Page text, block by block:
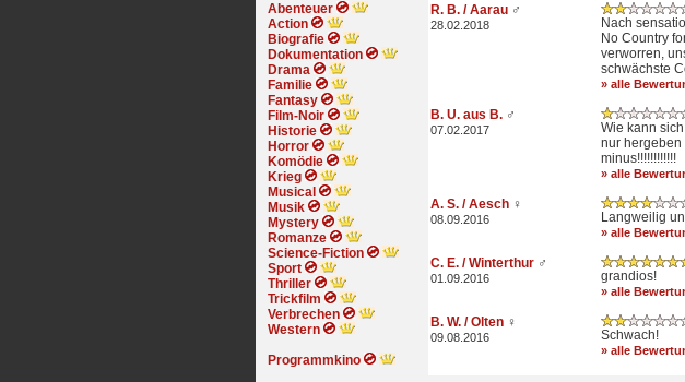
Abenteuer
Action
Biografie
Dokumentation
Drama
Familie
Fantasy
Film-Noir
Historie
Horror
Komödie
Krieg
Musical
Musik
Mystery
Romanze
Science-Fiction
Sport
Thriller
Trickfilm
Verbrechen
Western
Programmkino
R. B. / Aarau ♂
28.02.2018
Nach
No Country
verworren,
schwächste
» alle
B. U. aus B. ♂
07.02.2017
Wie kann
nur
minus!!!!!!!!!!!!
» alle
A. S. / Aesch ♀
08.09.2016 Langweilig
» alle
C. E. / Winterthur ♂
01.09.2016 grandios!
» alle
B. W. / Olten ♀
09.08.2016 Schwach!
» alle